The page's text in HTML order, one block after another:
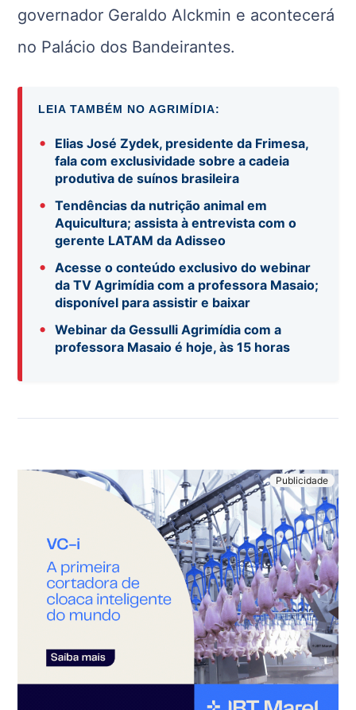
governador Geraldo Alckmin e acontecerá
no Palácio dos Bandeirantes.
LEIA TAMBÉM NO AGRIMÍDIA:
•
Elias José Zydek, presidente da Frimesa,
fala com exclusividade sobre a cadeia
produtiva de suínos brasileira
•
Tendências da nutrição animal em
Aquicultura; assista à entrevista com o
gerente LATAM da Adisseo
•
Acesse o conteúdo exclusivo do webinar
da TV Agrimídia com a professora Masaio;
disponível para assistir e baixar
•
Webinar da Gessulli Agrimídia com a
professora Masaio é hoje, às 15 horas